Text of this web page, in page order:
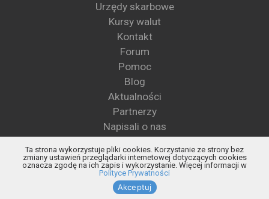
Urzędy skarbowe
Kursy walut
Kontakt
Forum
Pomoc
Blog
Aktualności
Partnerzy
Napisali o nas
Blog KSeF
Status KSeF
Ta strona wykorzystuje pliki cookies. Korzystanie ze strony bez
zmiany ustawień przeglądarki internetowej dotyczących cookies
oznacza zgodę na ich zapis i wykorzystanie. Więcej informacji w
Polityce Prywatności
Akceptuj